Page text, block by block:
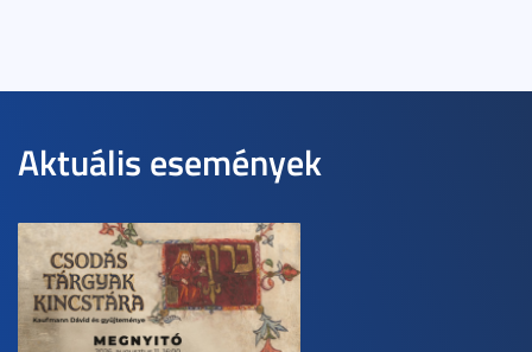
Aktuális események